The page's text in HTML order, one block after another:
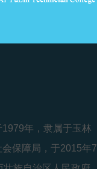
年，隶属于玉林
保障局，于2015年7